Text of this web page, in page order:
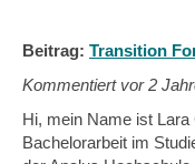
Beitrag: Transition
Kommentiert vor2
Hi, mein Name ist
Bachelorarbeit im